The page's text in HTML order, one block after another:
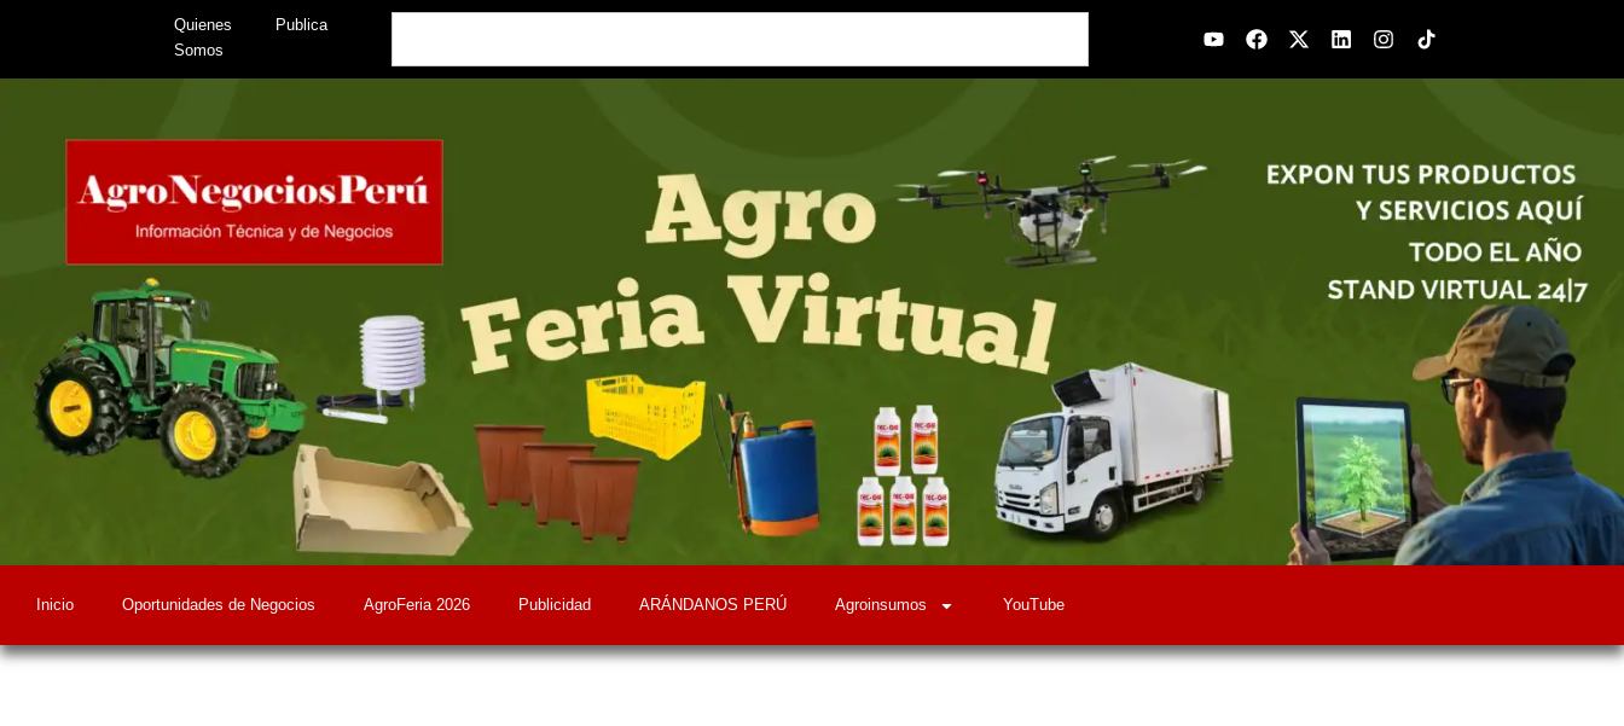
content
Quienes
Somos
Publica YoutubeFacebook
X-
twitter
LinkedinInstagram
Inicio Oportunidades de Negocios AgroFeria 2026 Publicidad ARÁNDANOS PERÚ Agroinsumos YouTube